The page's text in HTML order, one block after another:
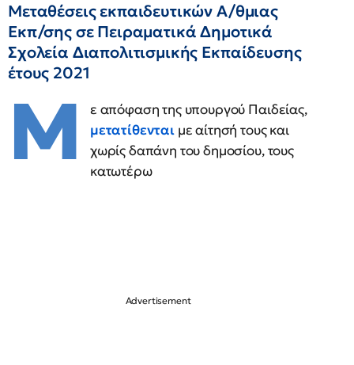
Μεταθέσεις εκπαιδευτικών Α/θμιας
Εκπ/σης σε Πειραματικά Δημοτικά
Σχολεία Διαπολιτισμικής Εκπαίδευσης
έτους 2021
Μ
ε απόφαση της υπουργού Παιδείας,
μετατίθενται με αίτησή τους και
χωρίς δαπάνη του δημοσίου, τους
κατωτέρω